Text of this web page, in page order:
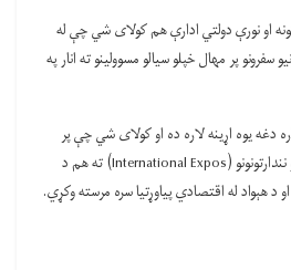
او نورې دولتي ادارې هم کولای شي چې له
سفرونو پر مهال خپلو سیالو مسوولینو ته انار په
دغه یوه اړینه لاره ده او کولای شي چې پر
ډيپلوماتیکې حوزې سربېره نړیوالو نندارتونونو (International Expos) ته هم د
د هېواد له اقتصادي پیاوړتیا سره مرسته وکړي.